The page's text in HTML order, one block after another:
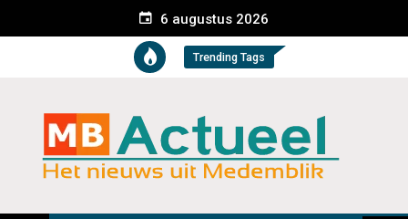
e
6 augustus 2026
Trending Tags